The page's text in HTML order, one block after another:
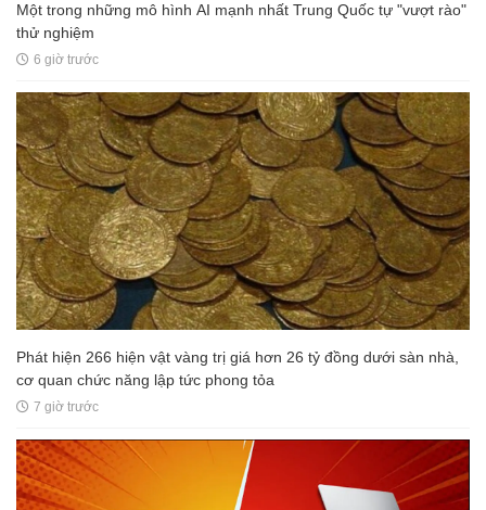
Một trong những mô hình AI mạnh nhất Trung Quốc tự "vượt rào"
thử nghiệm
6 giờ trước
Phát hiện 266 hiện vật vàng trị giá hơn 26 tỷ đồng dưới sàn nhà,
cơ quan chức năng lập tức phong tỏa
7 giờ trước